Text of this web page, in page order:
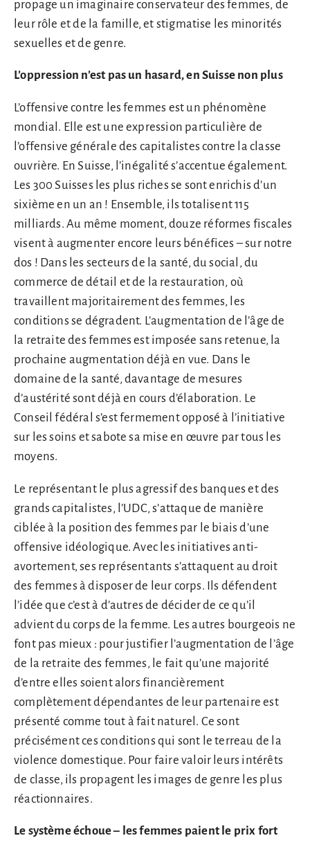
propage un imaginaire conservateur des femmes, de
leur rôle et de la famille, et stigmatise les minorités
sexuelles et de genre.
L’oppression n’est pas un hasard, en Suisse non plus
L’offensive contre les femmes est un phénomène
mondial. Elle est une expression particulière de
l’offensive générale des capitalistes contre la classe
ouvrière. En Suisse, l’inégalité s’accentue également.
Les 300 Suisses les plus riches se sont enrichis d’un
sixième en un an ! Ensemble, ils totalisent 115
milliards. Au même moment, douze réformes fiscales
visent à augmenter encore leurs bénéfices – sur notre
dos ! Dans les secteurs de la santé, du social, du
commerce de détail et de la restauration, où
travaillent majoritairement des femmes, les
conditions se dégradent. L’augmentation de l’âge de
la retraite des femmes est imposée sans retenue, la
prochaine augmentation déjà en vue. Dans le
domaine de la santé, davantage de mesures
d’austérité sont déjà en cours d’élaboration. Le
Conseil fédéral s’est fermement opposé à l’initiative
sur les soins et sabote sa mise en œuvre par tous les
moyens.
Le représentant le plus agressif des banques et des
grands capitalistes, l’UDC, s’attaque de manière
ciblée à la position des femmes par le biais d’une
offensive idéologique. Avec les initiatives anti-
avortement, ses représentants s’attaquent au droit
des femmes à disposer de leur corps. Ils défendent
l’idée que c’est à d’autres de décider de ce qu’il
advient du corps de la femme. Les autres bourgeois ne
font pas mieux : pour justifier l’augmentation de l’âge
de la retraite des femmes, le fait qu’une majorité
d’entre elles soient alors financièrement
complètement dépendantes de leur partenaire est
présenté comme tout à fait naturel. Ce sont
précisément ces conditions qui sont le terreau de la
violence domestique. Pour faire valoir leurs intérêts
de classe, ils propagent les images de genre les plus
réactionnaires.
Le système échoue – les femmes paient le prix fort